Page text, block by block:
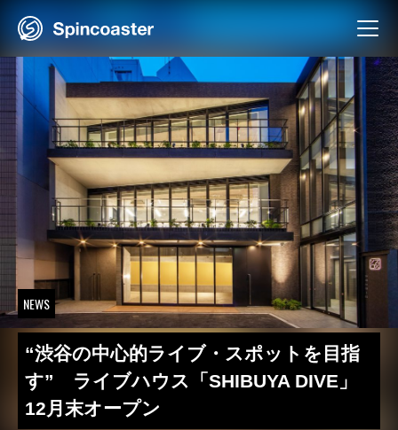
content
NEWS
“渋谷の中心的ライブ・スポットを目指
す” ライブハウス「SHIBUYA DIVE」
12月末オープン